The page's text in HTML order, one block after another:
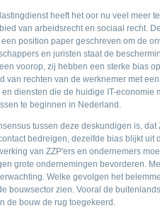
heeft het oor nu veel meer
van arbeidsrecht en sociaal recht.
position paper geschreven om de
en juristen staat de
voorop, zij hebben een sterke bias
van rechten van de werknemer met
diensten die de huidige IT-economie
te beginnen in Nederland.
tussen deze deskundigen is,
bedreigen, dezelfde bias blijkt uit
van ZZP'ers en ondernemers
grote ondernemingen bevorderen.
Welke gevolgen het
bouwsector zien. Vooral de
de bouw de rug toegekeerd.